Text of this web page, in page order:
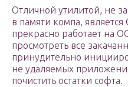
Отличной утилитой, не
в памяти компа,
прекрасно работает на
просмотреть все
принудительно
не удаляемых
почистить остатки софта.